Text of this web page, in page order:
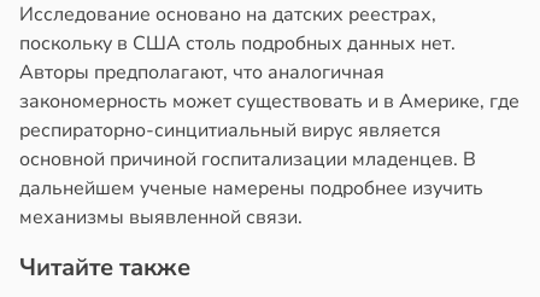
Исследование основано на датских реестрах,
поскольку в США столь подробных данных нет.
Авторы предполагают, что аналогичная
закономерность может существовать и в Америке, где
респираторно-синцитиальный вирус является
основной причиной госпитализации младенцев. В
дальнейшем ученые намерены подробнее изучить
механизмы выявленной связи.
Читайте также